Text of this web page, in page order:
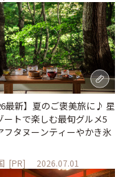
最新】夏のご褒美旅に♪ 星
ートで楽しむ最旬グルメ5
フタヌーンティーやかき氷
[PR] 2026.07.01